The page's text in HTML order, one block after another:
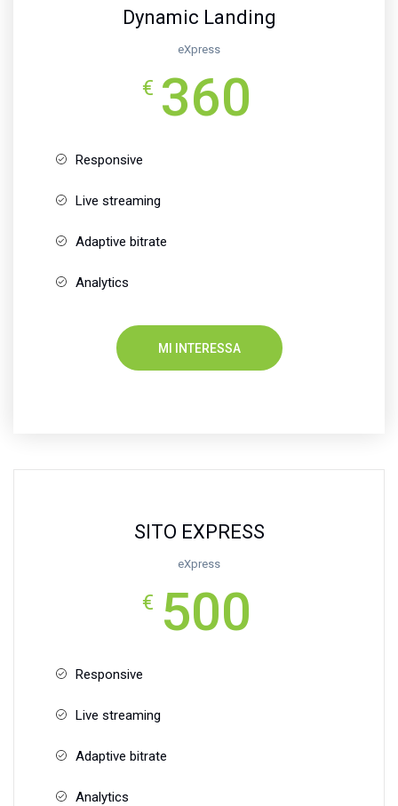
Dynamic Landing
eXpress
€ 360
Responsive
Live streaming
Adaptive bitrate
Analytics
MI INTERESSA
SITO EXPRESS
eXpress
€ 500
Responsive
Live streaming
Adaptive bitrate
Analytics